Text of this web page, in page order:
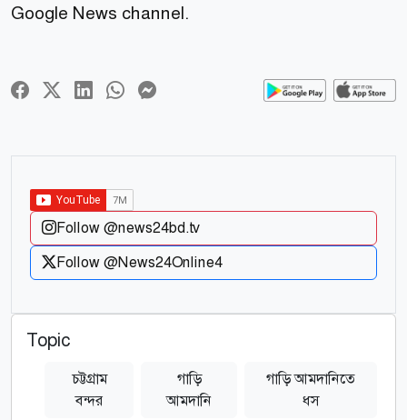
Google News channel.
Follow @news24bd.tv
Follow @News24Online4
Topic
চট্টগ্রাম
বন্দর
গাড়ি
আমদানি
গাড়ি আমদানিতে
ধস